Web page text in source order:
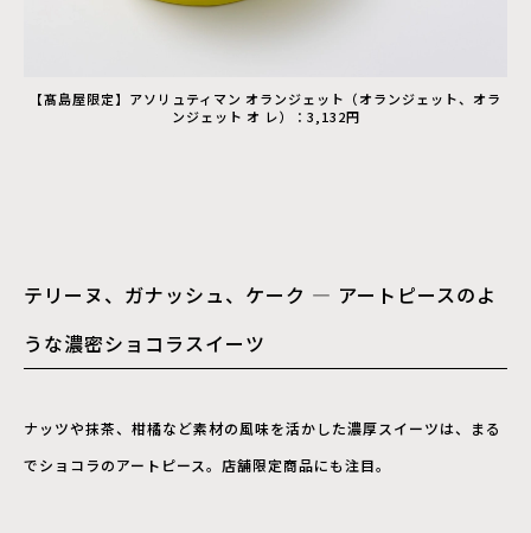
【髙島屋限定】アソリュティマン オランジェット（オランジェット、オラ
ンジェット オ レ）：3,132円
テリーヌ、ガナッシュ、ケーク ― アートピースのよ
うな濃密ショコラスイーツ
ナッツや抹茶、柑橘など素材の風味を活かした濃厚スイーツは、まる
でショコラのアートピース。店舗限定商品にも注目。